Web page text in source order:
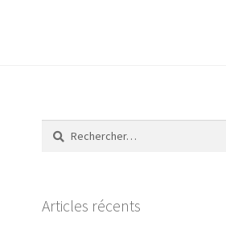
Rechercher :
Articles récents